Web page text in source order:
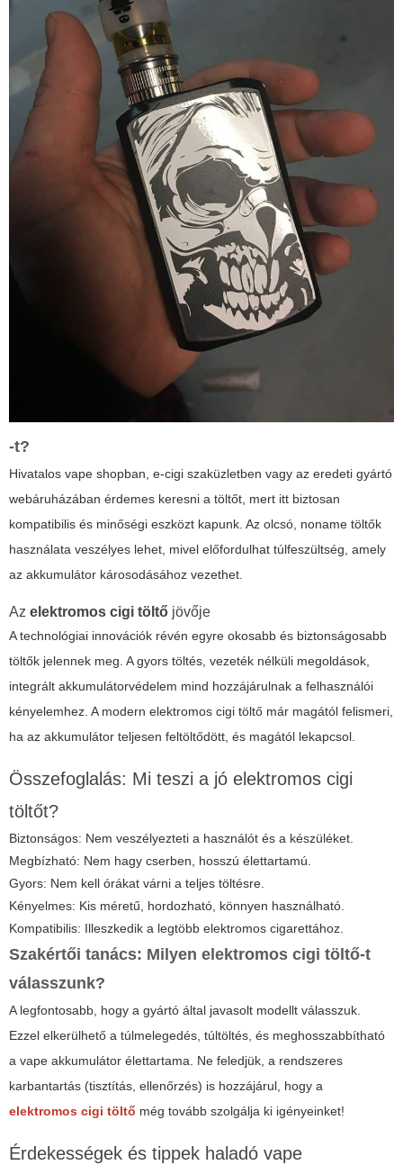
-t?
Hivatalos vape shopban, e-cigi szaküzletben vagy az eredeti gyártó
webáruházában érdemes keresni a töltőt, mert itt biztosan
kompatibilis és minőségi eszközt kapunk. Az olcsó, noname töltők
használata veszélyes lehet, mivel előfordulhat túlfeszültség, amely
az akkumulátor károsodásához vezethet.
Az elektromos cigi töltő jövője
A technológiai innovációk révén egyre okosabb és biztonságosabb
töltők jelennek meg. A gyors töltés, vezeték nélküli megoldások,
integrált akkumulátorvédelem mind hozzájárulnak a felhasználói
kényelemhez. A modern elektromos cigi töltő már magától felismeri,
ha az akkumulátor teljesen feltöltődött, és magától lekapcsol.
Összefoglalás: Mi teszi a jó elektromos cigi
töltőt?
Biztonságos: Nem veszélyezteti a használót és a készüléket.
Megbízható: Nem hagy cserben, hosszú élettartamú.
Gyors: Nem kell órákat várni a teljes töltésre.
Kényelmes: Kis méretű, hordozható, könnyen használható.
Kompatibilis: Illeszkedik a legtöbb elektromos cigarettához.
Szakértői tanács: Milyen elektromos cigi töltő-t
válasszunk?
A legfontosabb, hogy a gyártó által javasolt modellt válasszuk.
Ezzel elkerülhető a túlmelegedés, túltöltés, és meghosszabbítható
a vape akkumulátor élettartama. Ne feledjük, a rendszeres
karbantartás (tisztítás, ellenőrzés) is hozzájárul, hogy a
elektromos cigi töltő még tovább szolgálja ki igényeinket!
Érdekességek és tippek haladó vape